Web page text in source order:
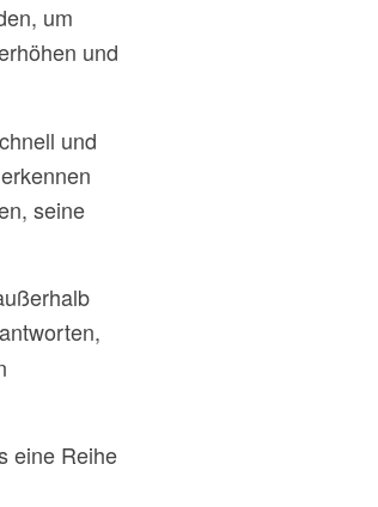
um
und
und
seine
eine Reihe